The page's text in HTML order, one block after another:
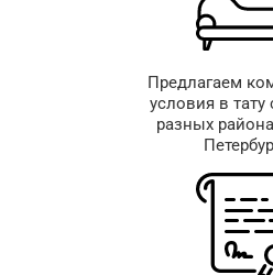
Предлагаем
условия в тату
разных